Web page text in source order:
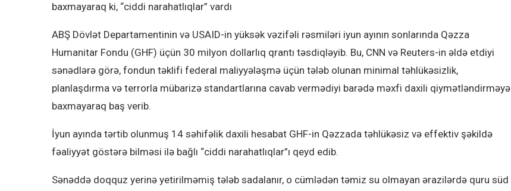
baxmayaraq ki, “ciddi narahatlıqlar” vardı
ABŞ Dövlət Departamentinin və USAID-in yüksək vəzifəli rəsmiləri iyun ayının sonlarında Qəzza
Humanitar Fondu (GHF) üçün 30 milyon dollarlıq qrantı təsdiqləyib. Bu, CNN və Reuters-in əldə etdiyi
sənədlərə görə, fondun təklifi federal maliyyələşmə üçün tələb olunan minimal təhlükəsizlik,
planlaşdırma və terrorla mübarizə standartlarına cavab vermədiyi barədə məxfi daxili qiymətləndirməyə
baxmayaraq baş verib.
İyun ayında tərtib olunmuş 14 səhifəlik daxili hesabat GHF-in Qəzzada təhlükəsiz və effektiv şəkildə
fəaliyyət göstərə bilməsi ilə bağlı “ciddi narahatlıqlar”ı qeyd edib.
Sənəddə doqquz yerinə yetirilməmiş tələb sadalanır, o cümlədən təmiz su olmayan ərazilərdə quru süd